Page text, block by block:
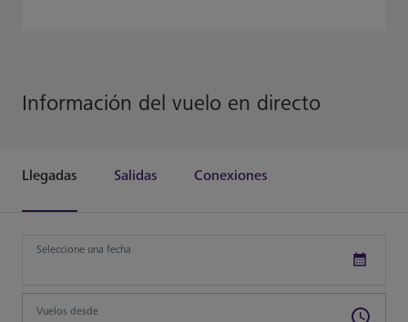
Información del vuelo en directo
Llegadas Salidas Conexiones
Seleccione una fecha
Vuelos desde